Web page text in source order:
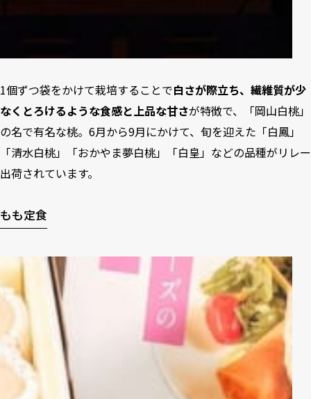
1個ずつ袋をかけて栽培することで白さが際立ち、繊維質が少
なくとろけるような食感と上品な甘さが特徴で、「岡山白桃」
の名で有名な桃。6月から9月にかけて、旬を迎えた「白鳳」
「清水白桃」「おかやま夢白桃」「白皇」などの品種がリレー
出荷されています。
もも定食